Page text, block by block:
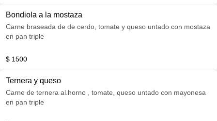
Bondiola a la mostaza
Carne braseada de de cerdo, tomate y queso untado con mostaza
en pan triple
$ 1500
Ternera y queso
Carne de ternera al.horno , tomate, queso untado con mayonesa
en pan triple